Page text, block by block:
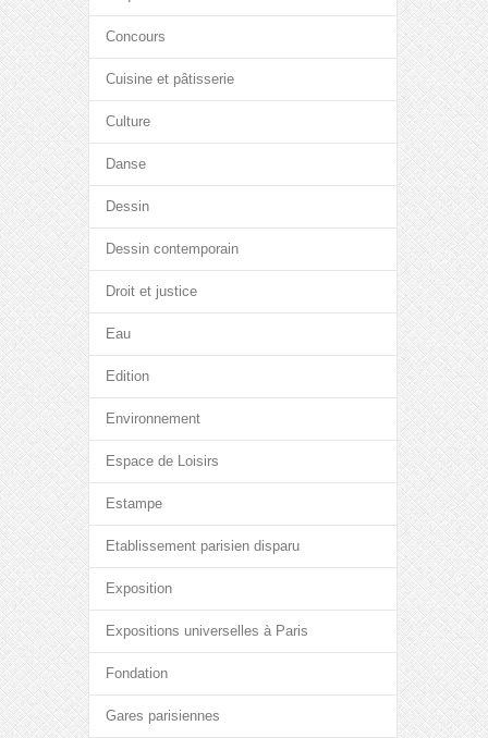
Concours
Cuisine et pâtisserie
Culture
Danse
Dessin
Dessin contemporain
Droit et justice
Eau
Edition
Environnement
Espace de Loisirs
Estampe
Etablissement parisien disparu
Exposition
Expositions universelles à Paris
Fondation
Gares parisiennes